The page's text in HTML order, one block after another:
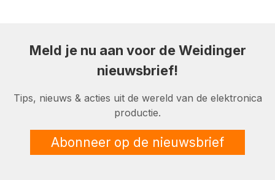
Meld je nu aan voor de Weidinger
nieuwsbrief!
Tips, nieuws & acties uit de wereld van de elektronica
productie.
Abonneer op de nieuwsbrief